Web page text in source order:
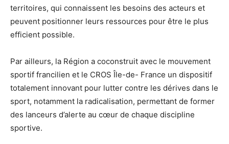
territoires, qui connaissent les besoins des acteurs et
peuvent positionner leurs ressources pour être le plus
efficient possible.
Par ailleurs, la Région a coconstruit avec le mouvement
sportif francilien et le CROS Île-de- France un dispositif
totalement innovant pour lutter contre les dérives dans le
sport, notamment la radicalisation, permettant de former
des lanceurs d’alerte au cœur de chaque discipline
sportive.